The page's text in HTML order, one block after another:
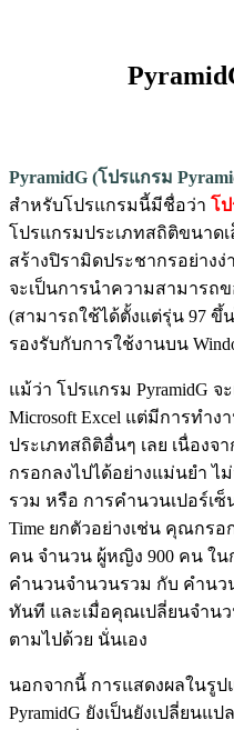
PyramidG (โปรแกรม
สำหรับโปรแกรมนี้มีชื่อว่า โ
โปรแกรมประเภทสถิติขนาด
สร้างปิรามิดประชากรอย่างง่
จะเป็นการนำความสามารถข
(สามารถใช้ได้ตั้งแต่รุ่น 97 ขึ้
รองรับกับการใช้งานบน
แม้ว่า โปรแกรม PyramidG
Microsoft Excel แต่มีการทำ
ประเภทสถิติอื่นๆ เลย เนื่อง
กรอกลงไปได้อย่างแม่นยำ ไ
รวม หรือ การคำนวนเปอร์เซ็
Time ยกตัวอย่างเช่น คุณกร
คน จำนวน ผู้หญิง 900 คน ใน
คำนวนจำนวนรวม กับ คำนว
ทันที และเมื่อคุณเปลี่ยนจำน
ตามไปด้วย นั่นเอง
นอกจากนี้ การแสดงผลในรู
PyramidG ยังเป็นยังเปลี่ยนแ